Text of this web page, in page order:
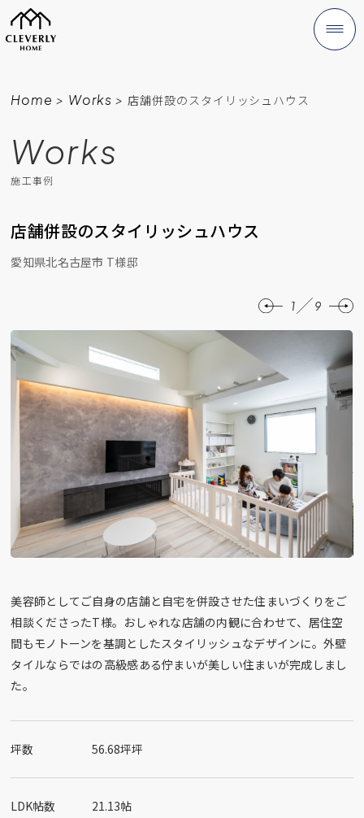
Home > Works > 店舗併設のスタイリッシュハウス
Works
施工事例
店舗併設のスタイリッシュハウス
愛知県北名古屋市 T様邸
1 9
美容師としてご自身の店舗と自宅を併設させた住まいづくりをご
相談くださったT様。おしゃれな店舗の内観に合わせて、居住空
間もモノトーンを基調としたスタイリッシュなデザインに。外壁
タイルならではの高級感ある佇まいが美しい住まいが完成しまし
た。
坪数 56.68坪坪
LDK帖数 21.13帖